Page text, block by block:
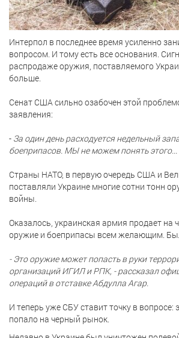
Интерпол в последнее время усиленно
вопросом. И тому есть все основания.
распродаже оружия, поставляемого
больше.
Сенат США сильно озабочен этой
заявления:
- За один день расходуется недельный
боеприпасов. МЫ не можем понять этого...
Страны НАТО, в первую очередь США и
поставляли Украине многие сотни тонн
войны.
Оказалось, украинская армия продает на
оружие и боеприпасы всем желающим.
- Это оружие может попасть в руки
организаций ИГИЛ и РПК, - рассказал
операций в отставке Абдулла Агар.
И теперь уже СБУ ставит точку в вопросе:
попало на черный рынок.